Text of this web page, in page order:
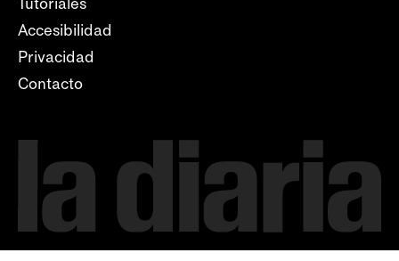
Tutoriales
Accesibilidad
Privacidad
Contacto